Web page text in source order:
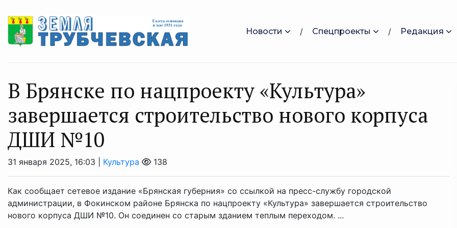
Новости Спецпроекты Редакция
В Брянске по нацпроекту «Культура»
завершается строительство нового корпуса
ДШИ №10
31 января 2025, 16:03 | Культура 138
Как сообщает сетевое издание «Брянская губерния» со ссылкой на пресс-службу городской
администрации, в Фокинском районе Брянска по нацпроекту «Культура» завершается строительство
нового корпуса ДШИ №10. Он соединен со старым зданием теплым переходом. ...